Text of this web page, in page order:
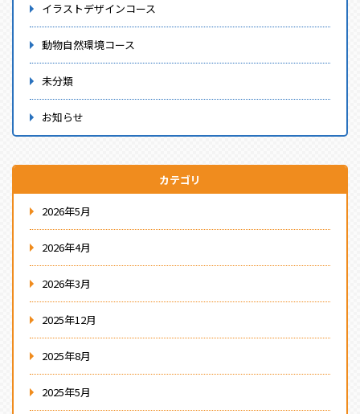
イラストデザインコース
動物自然環境コース
未分類
お知らせ
カテゴリ
2026年5月
2026年4月
2026年3月
2025年12月
2025年8月
2025年5月